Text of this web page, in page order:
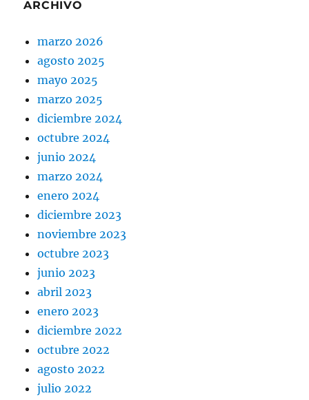
ARCHIVO
marzo 2026
agosto 2025
mayo 2025
marzo 2025
diciembre 2024
octubre 2024
junio 2024
marzo 2024
enero 2024
diciembre 2023
noviembre 2023
octubre 2023
junio 2023
abril 2023
enero 2023
diciembre 2022
octubre 2022
agosto 2022
julio 2022